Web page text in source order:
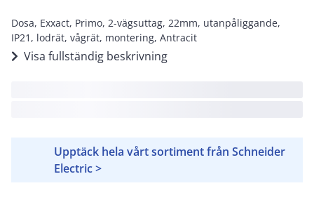
Dosa, Exxact, Primo, 2-vägsuttag, 22mm, utanpåliggande,
IP21, lodrät, vågrät, montering, Antracit
Visa fullständig beskrivning
Upptäck hela vårt sortiment från Schneider
Electric >